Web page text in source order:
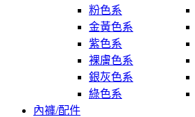
粉色系
金黃色系
紫色系
裸膚色系
銀灰色系
綠色系
內褲/配件